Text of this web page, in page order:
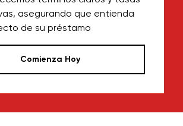
asegurando que entienda
de su préstamo
Comienza Hoy